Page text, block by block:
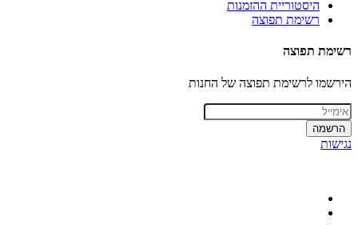
היסטוריית ההזמנות
רשימת תפוצה
רשימת תפוצה
הירשמו לרשימת תפוצה של החנות
הרשמה
נגישות